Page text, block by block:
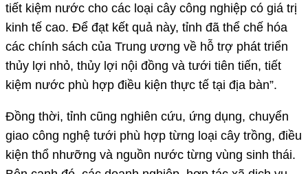
tiết kiệm nước cho các loại cây công nghiệp có giá trị
kinh tế cao. Để đạt kết quả này, tỉnh đã thể chế hóa
các chính sách của Trung ương về hỗ trợ phát triển
thủy lợi nhỏ, thủy lợi nội đồng và tưới tiên tiến, tiết
kiệm nước phù hợp điều kiện thực tế tại địa bàn”.
Đồng thời, tỉnh cũng nghiên cứu, ứng dụng, chuyển
giao công nghệ tưới phù hợp từng loại cây trồng, điều
kiện thổ nhưỡng và nguồn nước từng vùng sinh thái.